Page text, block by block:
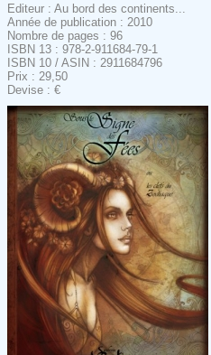
Editeur : Au bord des continents...
Année de publication : 2010
Nombre de pages : 96
ISBN 13 : 978-2-911684-79-1
ISBN 10 / ASIN : 2911684796
Prix : 29,50
Devise : €